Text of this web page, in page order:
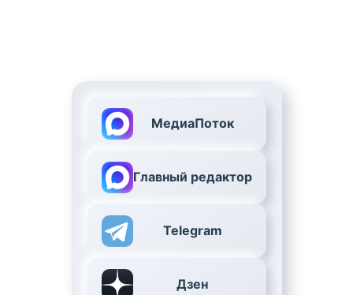
МедиаПоток
Главный редактор
Telegram
Дзен